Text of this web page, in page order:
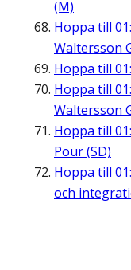
(M)
Hoppa till
Waltersson
Hoppa till
Hoppa till
Waltersson
Hoppa till
Pour (SD)
Hoppa till
och